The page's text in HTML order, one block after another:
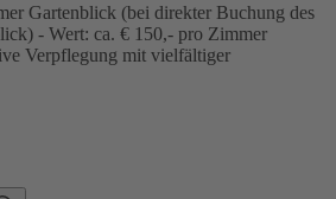
Gartenblick (bei direkter Buchung des
- Wert: ca. € 150,- pro Zimmer
Verpflegung mit vielfältiger